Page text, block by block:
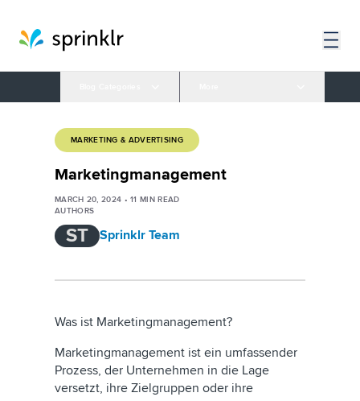
MARKETING & ADVERTISING
Marketingmanagement
MARCH 20, 2024 •11 MIN READ
AUTHORS
ST Sprinklr Team
Was ist Marketingmanagement?
Marketingmanagement ist ein umfassender
Prozess, der Unternehmen in die Lage
versetzt, ihre Zielgruppen oder ihre